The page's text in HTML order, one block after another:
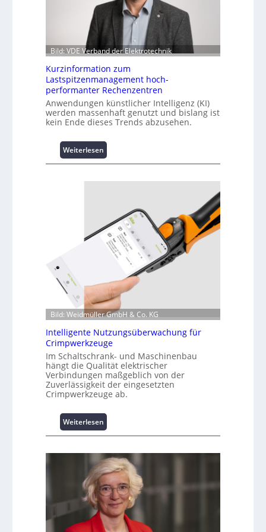
Bild: VDE Verband der Elektrotechnik
Kurzinformation zum
Lastspitzenmanagement hoch-
performanter Rechenzentren
Anwendungen künstlicher Intelligenz (KI)
werden massenhaft genutzt und bislang ist
kein Ende dieses Trends abzusehen.
Weiterlesen
K
r
f
t
i
o
n
z
u
m
L
a
s
t
i
z
e
n
m
a
n
Bild: Weidmüller GmbH & Co. KG
Intelligente Nutzungsüberwachung für
Crimpwerkzeuge
Im Schaltschrank- und Maschinenbau
hängt die Qualität elektrischer
Verbindungen maßgeblich von der
Zuverlässigkeit der eingesetzten
Crimpwerkzeuge ab.
Weiterlesen
I
t
e
l
l
i
g